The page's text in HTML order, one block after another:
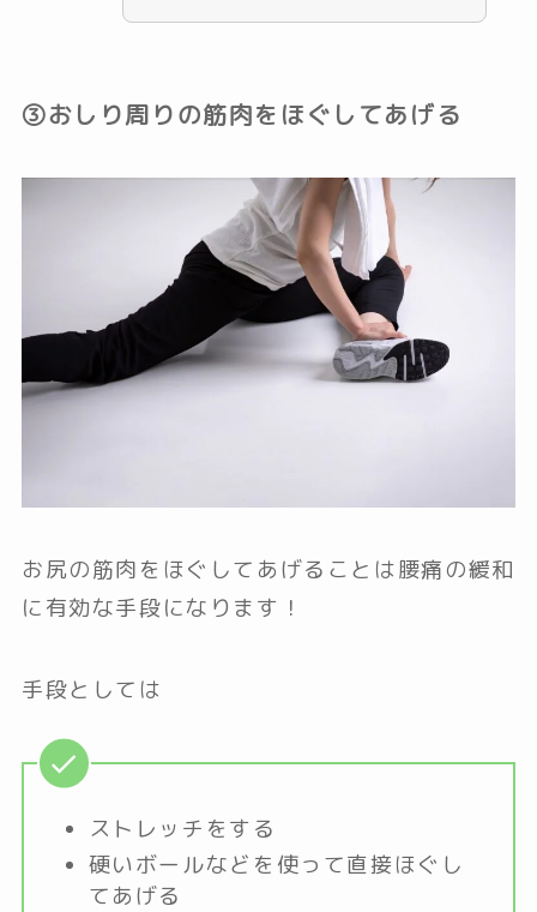
③おしり周りの筋肉をほぐしてあげる
お尻の筋肉をほぐしてあげることは腰痛の緩和
に有効な手段になります！
手段としては
ストレッチをする
硬いボールなどを使って直接ほぐし
てあげる